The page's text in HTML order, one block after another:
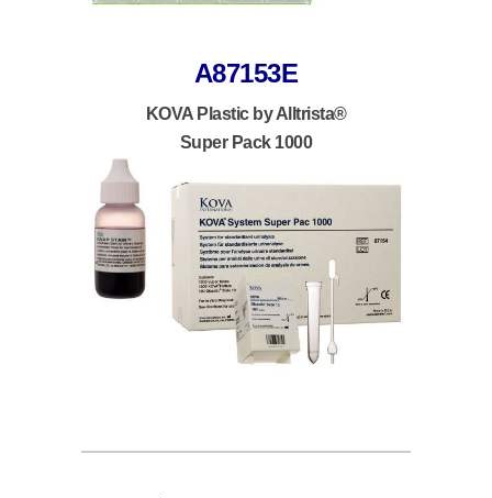
A87153E
KOVA Plastic by Alltrista®
Super Pack 1000